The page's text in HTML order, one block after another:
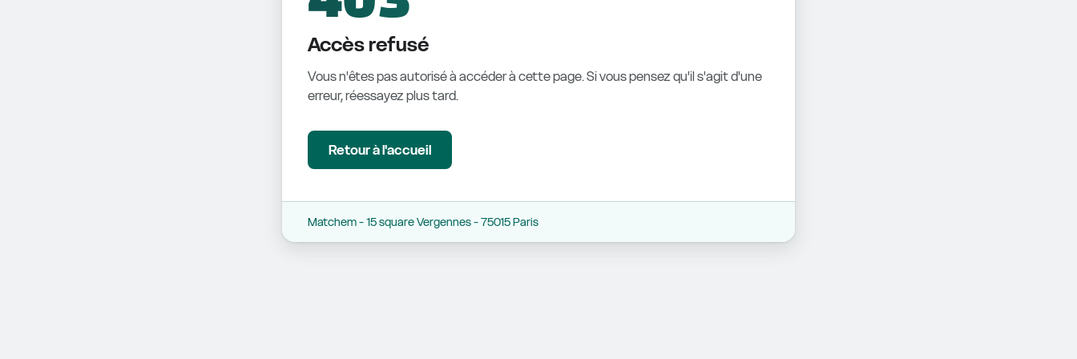
Accès refusé
Vous n'êtes pas autorisé à accéder à cette page. Si vous pensez qu'il s'agit d'une
erreur, réessayez plus tard.
Retour à l'accueil
Matchem - 15 square Vergennes - 75015 Paris